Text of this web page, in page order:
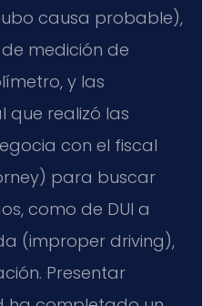
causa probable),
medición de
y las
que realizó las
con el fiscal
para buscar
como de DUI a
(improper driving),
Presentar